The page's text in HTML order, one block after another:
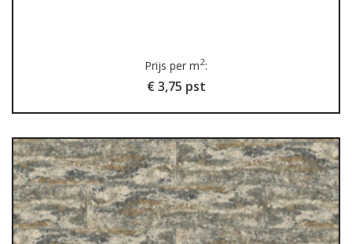
Prijs per m2:
€ 3,75 pst